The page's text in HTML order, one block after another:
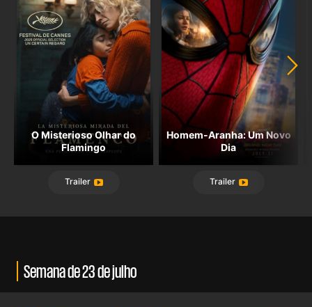
O Misterioso Olhar do
Flamingo
Trailer
Homem-Aranha: Um Novo
Dia
Trailer
Semana de 23 de julho